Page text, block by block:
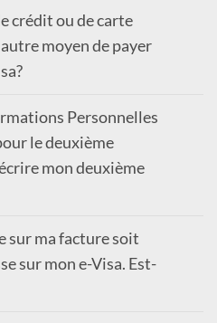
crédit ou de carte
moyen de payer
Personnelles
le deuxième
mon deuxième
sur ma facture soit
sur mon e-Visa. Est-